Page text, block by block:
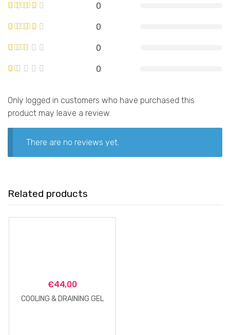
0
0
0
0
Only logged in customers who have purchased this
product may leave a review.
There are no reviews yet.
Related products
€44,00
COOLING & DRAINING GEL